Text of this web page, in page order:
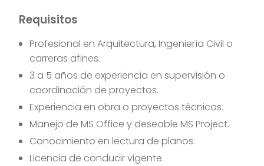
Requisitos
Profesional en Arquitectura, Ingeniería Civil o
carreras afines.
3 a 5 años de experiencia en supervisión o
coordinación de proyectos.
Experiencia en obra o proyectos técnicos.
Manejo de MS Office y deseable MS Project.
Conocimiento en lectura de planos.
Licencia de conducir vigente.